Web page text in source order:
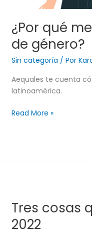
¿Por qué
de género?
Sin categoría / Por
Aequales te cuenta
latinoamérica.
Read More »
Tres cosas
2022
Tres
cosas
que